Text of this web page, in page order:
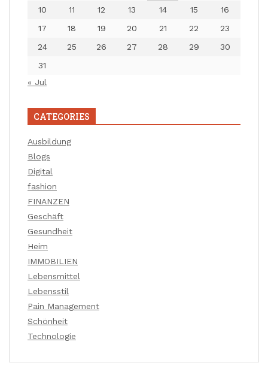
10
11 12 13 14 15
16
17
18 19 20 21 22
23
24
25 26 27 28 29
30
31
« Jul
CATEGORIES
Ausbildung
Blogs
Digital
fashion
FINANZEN
Geschäft
Gesundheit
Heim
IMMOBILIEN
Lebensmittel
Lebensstil
Pain Management
Schönheit
Technologie